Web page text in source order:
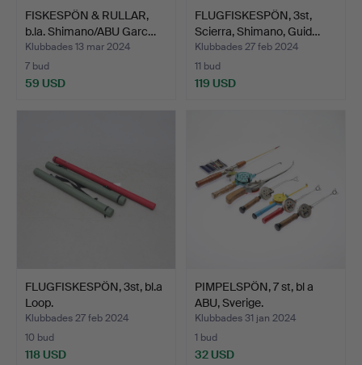
FISKESPÖN & RULLAR,
b.la. Shimano/ABU Garc…
Klubbades 13 mar 2024
7 bud
59 USD
FLUGFISKESPÖN, 3st,
Scierra, Shimano, Guid…
Klubbades 27 feb 2024
11 bud
119 USD
FLUGFISKESPÖN, 3st, bl.a
Loop.
Klubbades 27 feb 2024
10 bud
118 USD
PIMPELSPÖN, 7 st, bl a
ABU, Sverige.
Klubbades 31 jan 2024
1 bud
32 USD